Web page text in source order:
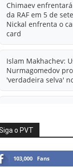
Chimaev
da RAF em 5 de
Nickal enfrenta o
card
Islam Makhachev:
Nurmagomedov
'verdadeira selva'
informações sobre
para o UFC após
Islam Makhachev:
o PVT
103,000 Fans